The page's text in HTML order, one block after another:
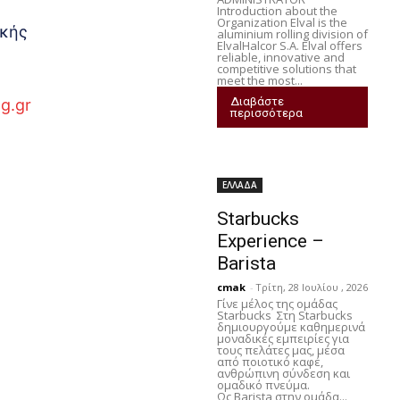
Introduction about the
Organization Elval is the
aluminium rolling division of
ElvalHalcor S.A. Elval offers
reliable, innovative and
competitive solutions that
meet the most...
Διαβάστε
περισσότερα
ΕΛΛΑΔΑ
Starbucks
Experience –
Barista
cmak - Τρίτη, 28 Ιουλίου , 2026
Γίνε μέλος της ομάδας
Starbucks Στη Starbucks
δημιουργούμε καθημερινά
μοναδικές εμπειρίες για
τους πελάτες μας, μέσα
από ποιοτικό καφέ,
ανθρώπινη σύνδεση και
ομαδικό πνεύμα.
Ως Barista στην ομάδα...